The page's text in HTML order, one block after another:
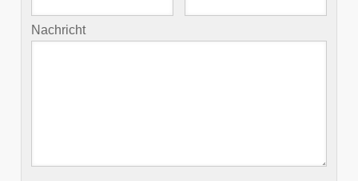
Nachricht